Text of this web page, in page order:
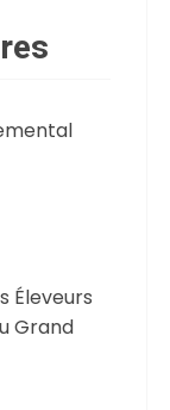
Éleveurs
Grand